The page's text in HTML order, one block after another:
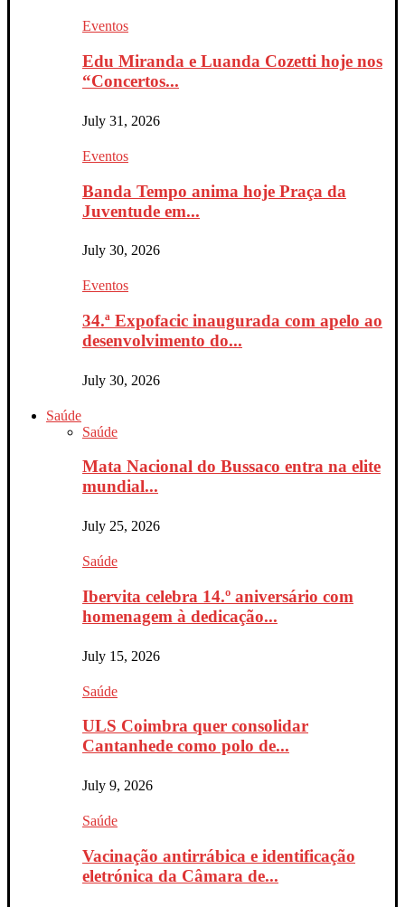
Eventos
Edu Miranda e Luanda Cozetti hoje nos
“Concertos...
July 31, 2026
Eventos
Banda Tempo anima hoje Praça da
Juventude em...
July 30, 2026
Eventos
34.ª Expofacic inaugurada com apelo ao
desenvolvimento do...
July 30, 2026
Saúde
Saúde
Mata Nacional do Bussaco entra na elite
mundial...
July 25, 2026
Saúde
Ibervita celebra 14.º aniversário com
homenagem à dedicação...
July 15, 2026
Saúde
ULS Coimbra quer consolidar
Cantanhede como polo de...
July 9, 2026
Saúde
Vacinação antirrábica e identificação
eletrónica da Câmara de...